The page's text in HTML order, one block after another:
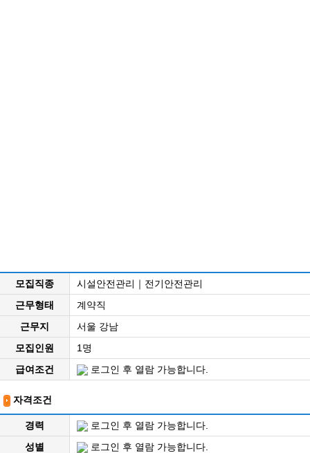
모집직종
시설안전관리｜전기안전관리
근무형태
계약직
근무지
서울 강남
모집인원
1명
급여조건
로그인 후 열람 가능합니다.
자격조건
경력
로그인 후 열람 가능합니다.
성별
로그인 후 열람 가능합니다.